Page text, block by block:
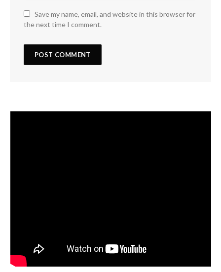
Save my name, email, and website in this browser for
the next time I comment.